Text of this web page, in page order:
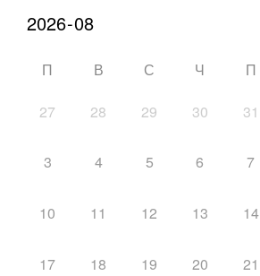
П В С Ч П
27 28 29 30 31
3 4 5 6 7
10 11 12 13 14
17 18 19 20 21